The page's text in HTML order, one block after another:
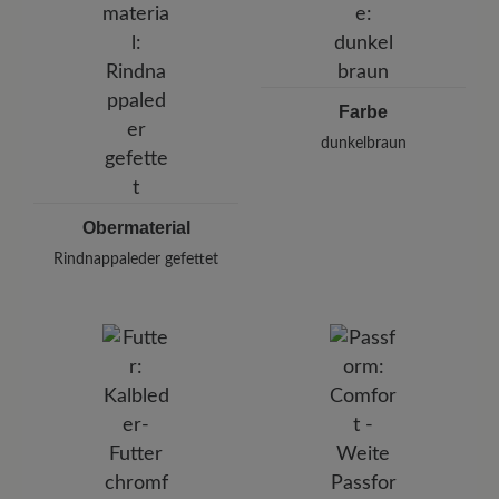
E-mail:
kundenbetreuung@baer-schuhe.de
Obermaterial
Rindnappaleder gefettet
Farbe
dunkelbraun